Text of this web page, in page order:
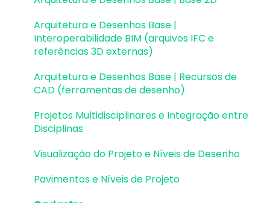
Visualização em Realidade Aumentada (RA)
Desenhos e Arquitetura | Interoperabilidade
BIM
Pilares | Erros e Avisos
Pilares | Dimensionamento e Detalhamento
Arquitetura e Desenhos Base |
Interoperabilidade BIM (arquivos IFC e
referências 3D externas)
Arquitetura e Desenhos Base | Recursos de
CAD (ferramentas de desenho)
Projetos Multidisciplinares e Integração entre
Disciplinas
Visualização do Projeto e Níveis de Desenho
Pavimentos e Níveis de Projeto